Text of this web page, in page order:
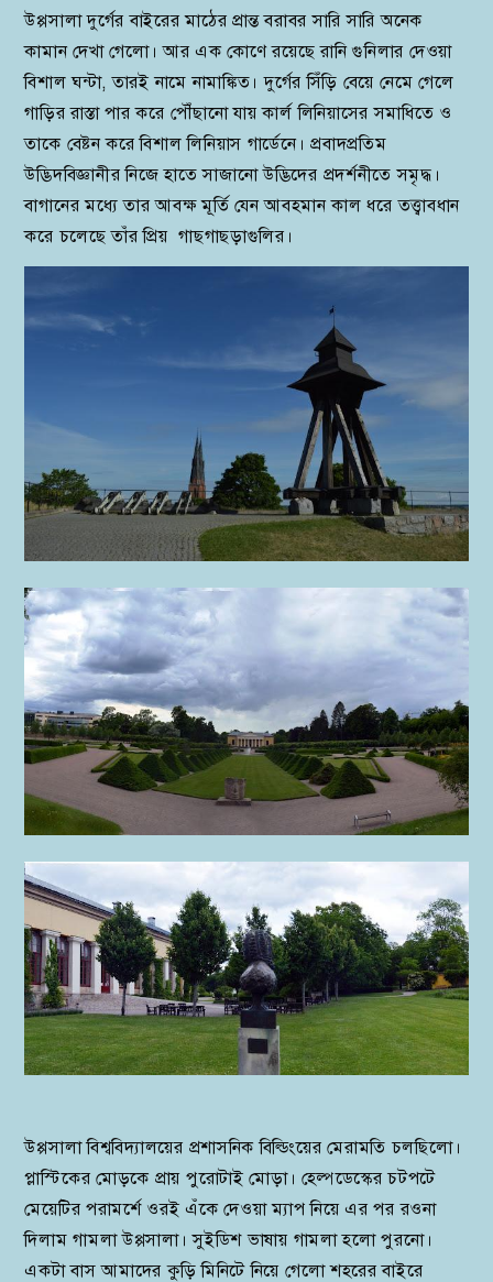
উপ্পসালা দুর্গের বাইরের মাঠের প্রান্ত বরাবর সারি সারি অনেক
কামান দেখা গেলো। আর এক কোণে রয়েছে রানি গুনিলার দেওয়া
বিশাল ঘন্টা, তারই নামে নামাঙ্কিত। দুর্গের সিঁড়ি বেয়ে নেমে গেলে
গাড়ির রাস্তা পার করে পৌঁছানো যায় কার্ল লিনিয়াসের সমাধিতে ও
তাকে বেষ্টন করে বিশাল লিনিয়াস গার্ডেনে। প্রবাদপ্রতিম
উদ্ভিদবিজ্ঞানীর নিজে হাতে সাজানো উদ্ভিদের প্রদর্শনীতে সমৃদ্ধ।
বাগানের মধ্যে তার আবক্ষ মূর্তি যেন আবহমান কাল ধরে তত্ত্বাবধান
করে চলেছে তাঁর প্রিয় গাছগাছড়াগুলির।
উপ্পসালা বিশ্ববিদ্যালয়ের প্রশাসনিক বিল্ডিংয়ের মেরামতি চলছিলো।
প্লাস্টিকের মোড়কে প্রায় পুরোটাই মোড়া। হেল্পডেস্কের চটপটে
মেয়েটির পরামর্শে ওরই এঁকে দেওয়া ম্যাপ নিয়ে এর পর রওনা
দিলাম গামলা উপ্পসালা। সুইডিশ ভাষায় গামলা হলো পুরনো।
একটা বাস আমাদের কুড়ি মিনিটে নিয়ে গেলো শহরের বাইরে